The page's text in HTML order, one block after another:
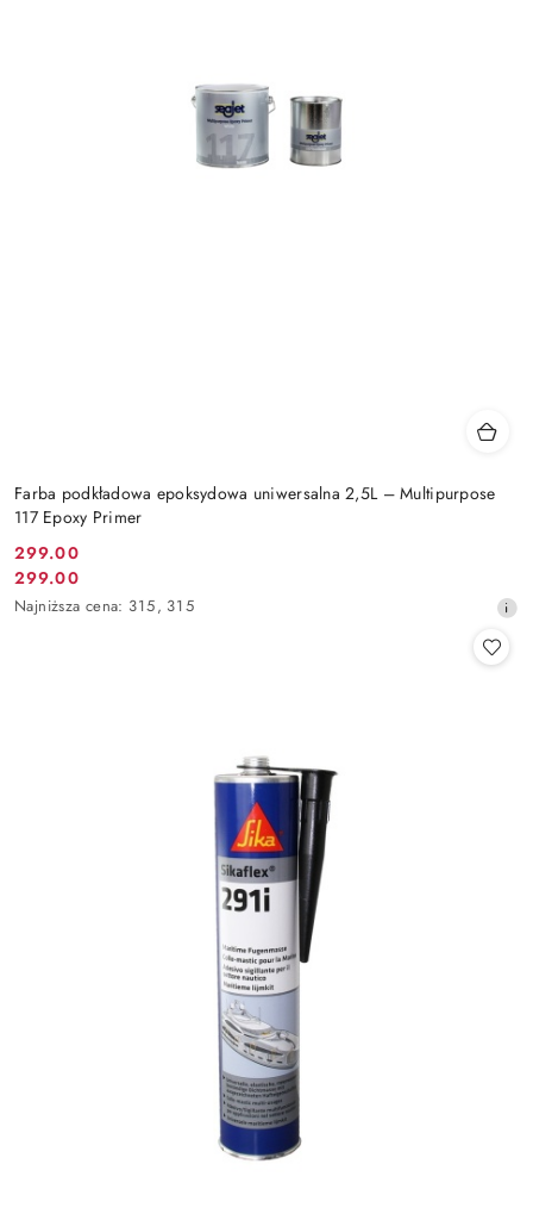
Farba podkładowa epoksydowa uniwersalna 2,5L – Multipurpose
117 Epoxy Primer
Cena
promocyjna:
299.00
Cena
promocyjna:
299.00
Najniższa
Najniższa cena: 315, 315